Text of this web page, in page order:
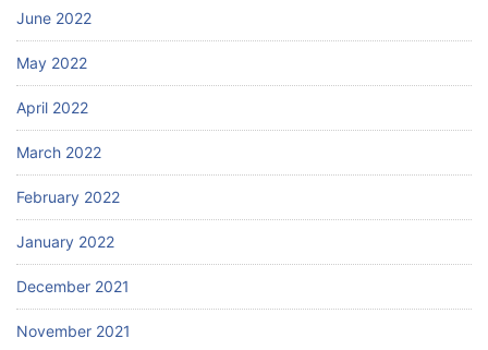
June 2022
May 2022
April 2022
March 2022
February 2022
January 2022
December 2021
November 2021